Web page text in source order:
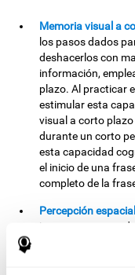
Memoria visual a
los pasos dados
deshacerlos con
información,
plazo. Al practicar
estimular esta
visual a corto
durante un corto
esta capacidad
el inicio de una
completo de la
Percepción
imagen van en
adecuadamente